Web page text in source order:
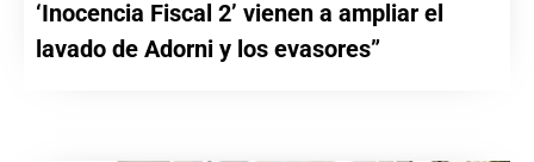
‘Inocencia Fiscal 2’ vienen a ampliar el
lavado de Adorni y los evasores”